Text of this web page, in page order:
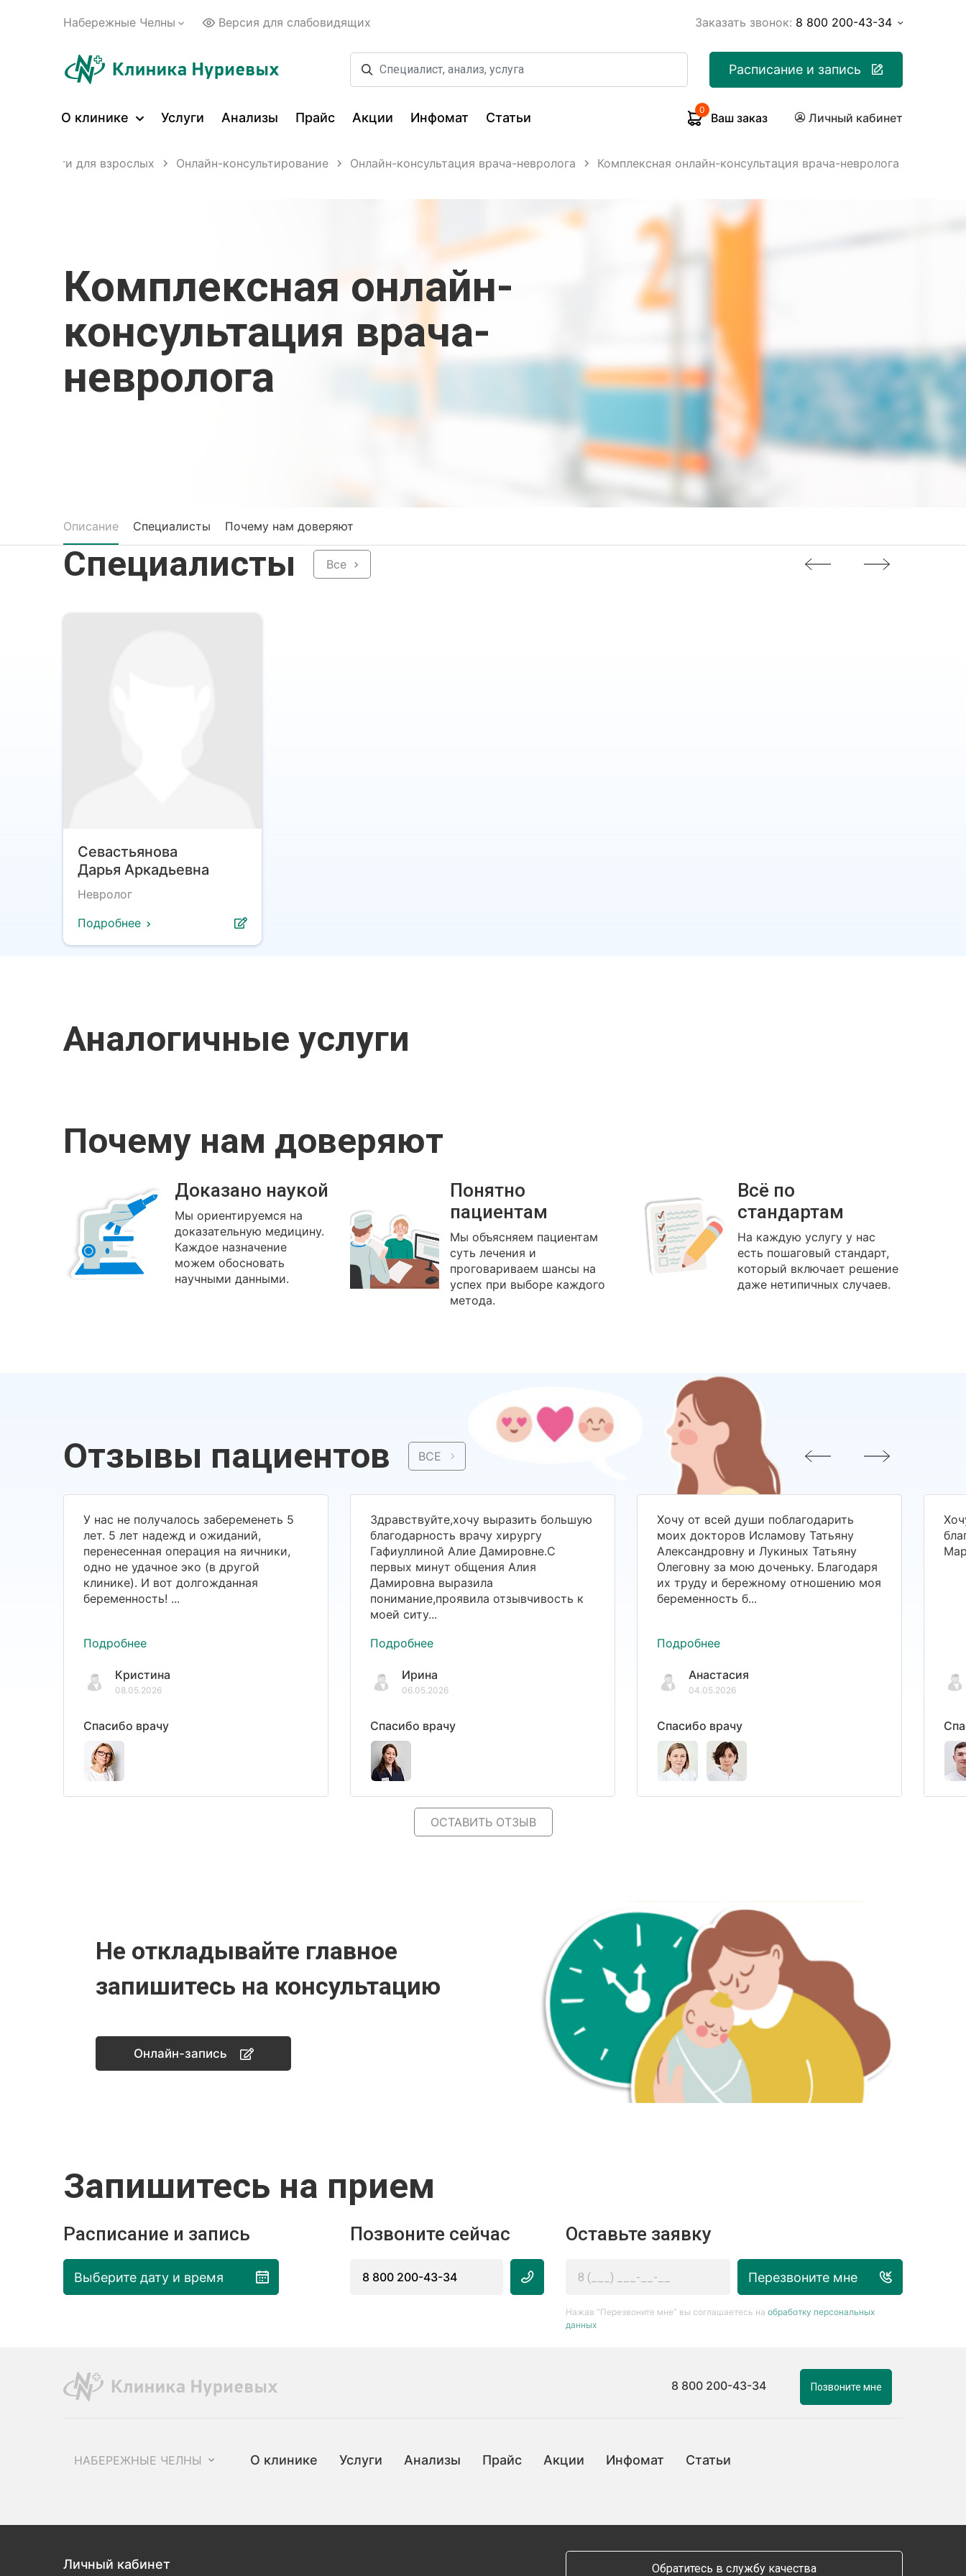
Набережные Челны Версия для слабовидящих Заказать звонок: 8 800 200-43-34
Расписание и запись
О клинике Услуги Анализы Прайс Акции Инфомат Статьи
0
Ваш заказ Личный кабинет
услуги для взрослых Онлайн-консультирование Онлайн-консультация врача-невролога Комплексная онлайн-консультация врача-невролога
Комплексная онлайн-
консультация врача-
невролога
Описание Специалисты Почему нам доверяют
Специалисты Все
Севастьянова
Дарья Аркадьевна
Невролог
Подробнее
Аналогичные услуги
Почему нам доверяют
Доказано наукой
Мы ориентируемся на
доказательную медицину.
Каждое назначение
можем обосновать
научными данными.
Понятно
пациентам
Мы объясняем пациентам
суть лечения и
проговариваем шансы на
успех при выборе каждого
метода.
Всё по
стандартам
На каждую услугу у нас
есть пошаговый стандарт,
который включает решение
даже нетипичных случаев.
Отзывы пациентов ВСЕ
У нас не получалось забеременеть 5
лет. 5 лет надежд и ожиданий,
перенесенная операция на яичники,
одно не удачное эко (в другой
клинике). И вот долгожданная
беременность! ...
Подробнее
Кристина
08.05.2026
Спасибо врачу
Здравствуйте,хочу выразить большую
благодарность врачу хирургу
Гафиуллиной Алие Дамировне.С
первых минут общения Алия
Дамировна выразила
понимание,проявила отзывчивость к
моей ситу...
Подробнее
Ирина
06.05.2026
Спасибо врачу
Хочу от всей души поблагодарить
моих докторов Исламову Татьяну
Александровну и Лукиных Татьяну
Олеговну за мою доченьку. Благодаря
их труду и бережному отношению моя
беременность б...
Подробнее
Анастасия
04.05.2026
Спасибо врачу
ОСТАВИТЬ ОТЗЫВ
Не откладывайте главное
запишитесь на консультацию
Онлайн-запись
Запишитесь на прием
Расписание и запись
Выберите дату и время
Позвоните сейчас
8 800 200-43-34
Оставьте заявку
Перезвоните мне
Нажав “Перезвоните мне” вы соглашаетесь на обработку персональных
данных
8 800 200-43-34 Позвоните мне
НАБЕРЕЖНЫЕ ЧЕЛНЫ О клинике Услуги Анализы Прайс Акции Инфомат Статьи
Личный кабинет Обратитесь в службу качества